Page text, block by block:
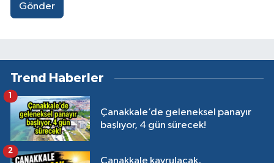
Gönder
Trend Haberler
Çanakkale’de geleneksel panayır
başlıyor, 4 gün sürecek!
1
2